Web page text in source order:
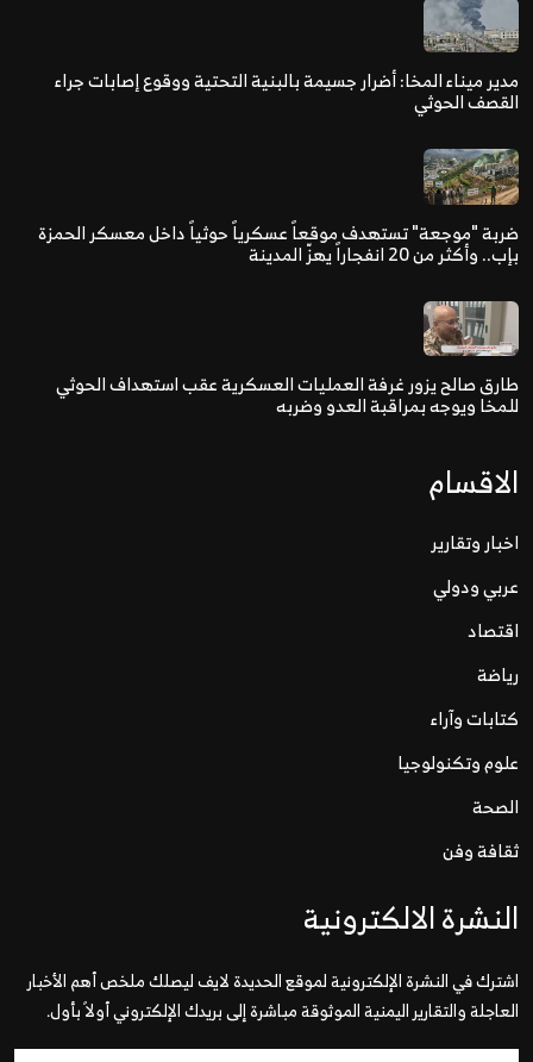
مدير ميناء المخا: أضرار جسيمة بالبنية التحتية ووقوع إصابات جراء
القصف الحوثي
ضربة "موجعة" تستهدف موقعاً عسكرياً حوثياً داخل معسكر الحمزة
بإب.. وأكثر من 20 انفجاراً يهزّ المدينة
طارق صالح يزور غرفة العمليات العسكرية عقب استهداف الحوثي
للمخا ويوجه بمراقبة العدو وضربه
الاقسام
اخبار وتقارير
عربي ودولي
اقتصاد
رياضة
كتابات وآراء
علوم وتكنولوجيا
الصحة
ثقافة وفن
النشرة الالكترونية
اشترك في النشرة الإلكترونية لموقع الحديدة لايف ليصلك ملخص أهم الأخبار
العاجلة والتقارير اليمنية الموثوقة مباشرة إلى بريدك الإلكتروني أولاً بأول.